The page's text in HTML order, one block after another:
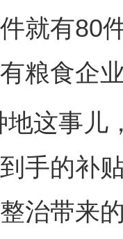
就有80
粮食企
这事儿
手的补
治带来